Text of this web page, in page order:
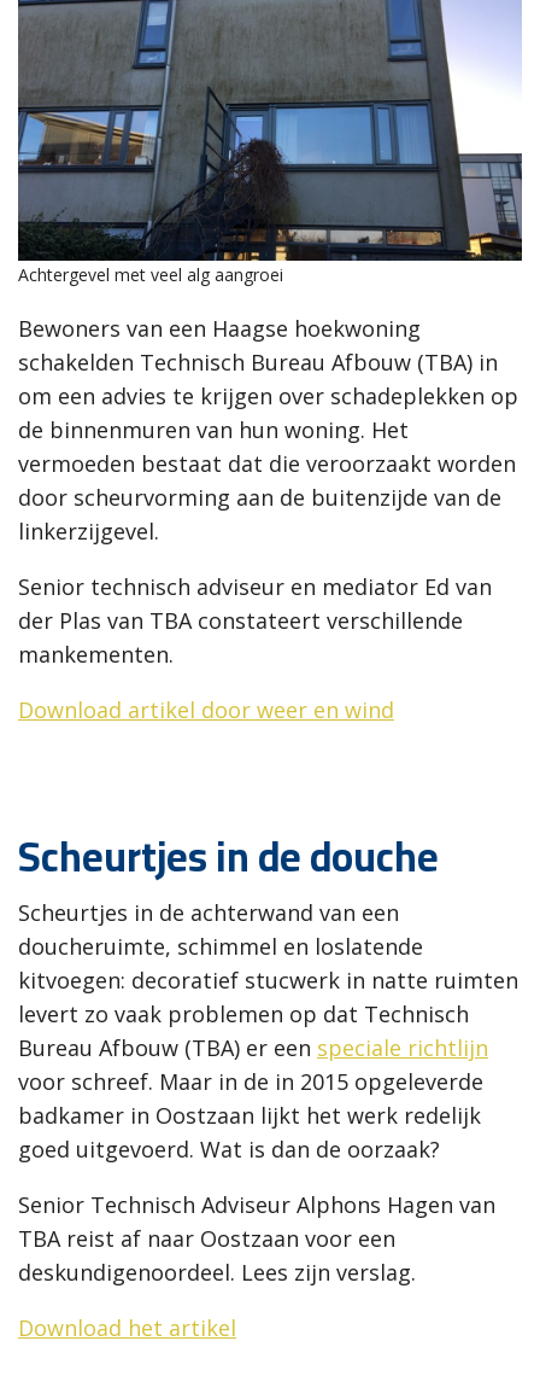
Achtergevel met veel alg aangroei
Bewoners van een Haagse hoekwoning
schakelden Technisch Bureau Afbouw (TBA) in
om een advies te krijgen over schadeplekken op
de binnenmuren van hun woning. Het
vermoeden bestaat dat die veroorzaakt worden
door scheurvorming aan de buitenzijde van de
linkerzijgevel.
Senior technisch adviseur en mediator Ed van
der Plas van TBA constateert verschillende
mankementen.
Download artikel door weer en wind
Scheurtjes in de douche
Scheurtjes in de achterwand van een
doucheruimte, schimmel en loslatende
kitvoegen: decoratief stucwerk in natte ruimten
levert zo vaak problemen op dat Technisch
Bureau Afbouw (TBA) er een speciale richtlijn
voor schreef. Maar in de in 2015 opgeleverde
badkamer in Oostzaan lijkt het werk redelijk
goed uitgevoerd. Wat is dan de oorzaak?
Senior Technisch Adviseur Alphons Hagen van
TBA reist af naar Oostzaan voor een
deskundigenoordeel. Lees zijn verslag.
Download het artikel